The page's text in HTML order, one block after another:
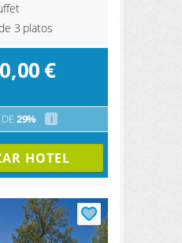
3 platos
€
29% i
HOTEL